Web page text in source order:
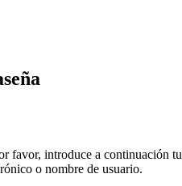
favor, introduce a continuación tu
o nombre de usuario.